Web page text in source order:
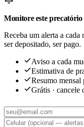
Monitore este precatório
Receba um alerta a
ser depositado, ser pago.
Aviso a cada
Estimativa de
Resumo mensal
Grátis · cancele